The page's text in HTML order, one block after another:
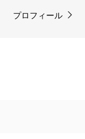
プロフィール